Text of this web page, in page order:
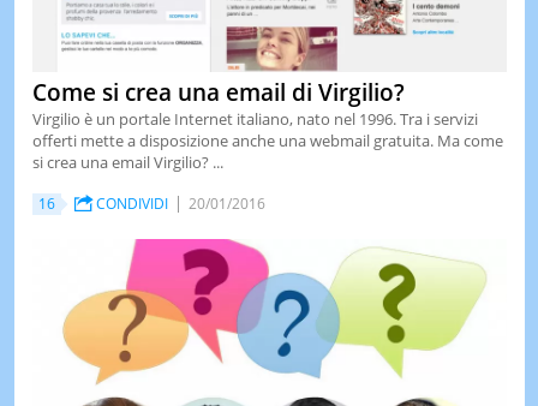
Come si crea una email di Virgilio?
Virgilio è un portale Internet italiano, nato nel 1996. Tra i servizi
offerti mette a disposizione anche una webmail gratuita. Ma come
si crea una email Virgilio? ...
16 CONDIVIDI 20/01/2016